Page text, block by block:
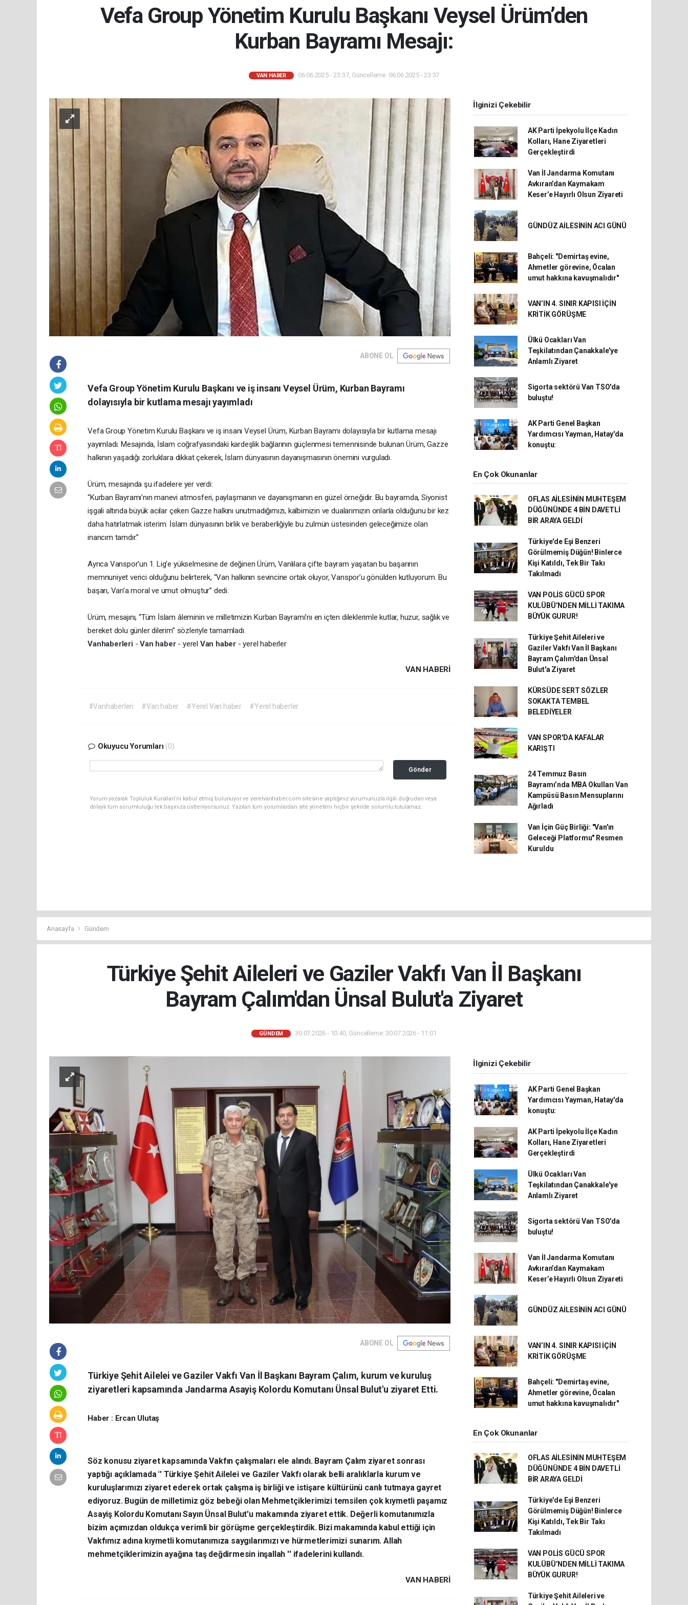
Vefa Group Yönetim Kurulu Başkanı Veysel Ürüm’den
Kurban Bayramı Mesajı:
VAN HABER 06.06.2025 - 23:37, Güncelleme: 06.06.2025 - 23:37
ABONE OL
Vefa Group Yönetim Kurulu Başkanı ve iş insanı Veysel Ürüm, Kurban Bayramı
dolayısıyla bir kutlama mesajı yayımladı
Vefa Group Yönetim Kurulu Başkanı ve iş insanı Veysel Ürüm, Kurban Bayramı dolayısıyla bir kutlama mesajı
yayımladı. Mesajında, İslam coğrafyasındaki kardeşlik bağlarının güçlenmesi temennisinde bulunan Ürüm, Gazze
halkının yaşadığı zorluklara dikkat çekerek, İslam dünyasının dayanışmasının önemini vurguladı.
Ürüm, mesajında şu ifadelere yer verdi:
“Kurban Bayramı’nın manevi atmosferi, paylaşmanın ve dayanışmanın en güzel örneğidir. Bu bayramda, Siyonist
işgali altında büyük acılar çeken Gazze halkını unutmadığımızı, kalbimizin ve dualarımızın onlarla olduğunu bir kez
daha hatırlatmak isterim. İslam dünyasının birlik ve beraberliğiyle bu zulmün üstesinden geleceğimize olan
inancım tamdır.”
Ayrıca Vanspor’un 1. Lig’e yükselmesine de değinen Ürüm, Vanlılara çifte bayram yaşatan bu başarının
memnuniyet verici olduğunu belirterek, “Van halkının sevincine ortak oluyor, Vanspor’u gönülden kutluyorum. Bu
başarı, Van’a moral ve umut olmuştur” dedi.
Ürüm, mesajını, “Tüm İslam âleminin ve milletimizin Kurban Bayramı’nı en içten dileklerimle kutlar, huzur, sağlık ve
bereket dolu günler dilerim” sözleriyle tamamladı.
Vanhaberleri -Van haber - yerel Van haber - yerel haberler
VAN HABERİ
#Vanhaberleri #Van haber #Yerel Van haber #Yerel haberler
Okuyucu Yorumları (0)
Gönder
Yorum yazarak Topluluk Kuralları’nı kabul etmiş bulunuyor ve yerelvanhaber.com sitesine yaptığınız yorumunuzla ilgili doğrudan veya
dolaylı tüm sorumluluğu tek başınıza üstleniyorsunuz. Yazılan tüm yorumlardan site yönetimi hiçbir şekilde sorumlu tutulamaz.
İlginizi Çekebilir
AK Parti İpekyolu İlçe Kadın
Kolları, Hane Ziyaretleri
Gerçekleştirdi
Van İl Jandarma Komutanı
Avkıran’dan Kaymakam
Keser’e Hayırlı Olsun Ziyareti
GÜNDÜZ AİLESİNİN ACI GÜNÜ
Bahçeli: "Demirtaş evine,
Ahmetler görevine, Öcalan
umut hakkına kavuşmalıdır"
VAN’IN 4. SINIR KAPISI İÇİN
KRİTİK GÖRÜŞME
Ülkü Ocakları Van
Teşkilatından Çanakkale'ye
Anlamlı Ziyaret
Sigorta sektörü Van TSO'da
buluştu!
AK Parti Genel Başkan
Yardımcısı Yayman, Hatay'da
konuştu:
En Çok Okunanlar
OFLAS AİLESİNİN MUHTEŞEM
DÜĞÜNÜNDE 4 BİN DAVETLİ
BİR ARAYA GELDİ
Türkiye'de Eşi Benzeri
Görülmemiş Düğün! Binlerce
Kişi Katıldı, Tek Bir Takı
Takılmadı
VAN POLİS GÜCÜ SPOR
KULÜBÜ’NDEN MİLLİ TAKIMA
BÜYÜK GURUR!
Türkiye Şehit Aileleri ve
Gaziler Vakfı Van İl Başkanı
Bayram Çalım'dan Ünsal
Bulut'a Ziyaret
KÜRSÜDE SERT SÖZLER
SOKAKTA TEMBEL
BELEDİYELER
VAN SPOR'DA KAFALAR
KARIŞTI
24 Temmuz Basın
Bayramı’nda MBA Okulları Van
Kampüsü Basın Mensuplarını
Ağırladı
Van İçin Güç Birliği: "Van'ın
Geleceği Platformu" Resmen
Kuruldu
Anasayfa Gündem
Türkiye Şehit Aileleri ve Gaziler Vakfı Van İl Başkanı
Bayram Çalım'dan Ünsal Bulut'a Ziyaret
GÜNDEM 30.07.2026 - 10:40, Güncelleme: 30.07.2026 - 11:01
ABONE OL
Türkiye Şehit Ailelei ve Gaziler Vakfı Van İl Başkanı Bayram Çalım, kurum ve kuruluş
ziyaretleri kapsamında Jandarma Asayiş Kolordu Komutanı Ünsal Bulut'u ziyaret Etti.
Haber : Ercan Ulutaş
Söz konusu ziyaret kapsamında Vakfın çalışmaları ele alındı. Bayram Çalım ziyaret sonrası
yaptığı açıklamada'' Türkiye Şehit Ailelei ve Gaziler Vakfı olarak belli aralıklarla kurum ve
kuruluşlarımızı ziyaret ederek ortak çalışma iş birliği ve istişare kültürünü canlı tutmaya gayret
ediyoruz. Bugün de milletimiz göz bebeği olan Mehmetçiklerimizi temsilen çok kıymetli paşamız
Asayiş Kolordu Komutanı Sayın Ünsal Bulut'u makamında ziyaret ettik. Değerli komutanımızla
bizim açımızdan oldukça verimli bir görüşme gerçekleştirdik. Bizi makamında kabul ettiği için
Vakfımız adına kıymetli komutanımıza saygılarımızı ve hürmetlerimizi sunarım. Allah
mehmetçiklerimizin ayağına taş değdirmesin inşallah '' ifadelerini kullandı.
VAN HABERİ
İlginizi Çekebilir
AK Parti Genel Başkan
Yardımcısı Yayman, Hatay'da
konuştu:
AK Parti İpekyolu İlçe Kadın
Kolları, Hane Ziyaretleri
Gerçekleştirdi
Ülkü Ocakları Van
Teşkilatından Çanakkale'ye
Anlamlı Ziyaret
Sigorta sektörü Van TSO'da
buluştu!
Van İl Jandarma Komutanı
Avkıran’dan Kaymakam
Keser’e Hayırlı Olsun Ziyareti
GÜNDÜZ AİLESİNİN ACI GÜNÜ
VAN’IN 4. SINIR KAPISI İÇİN
KRİTİK GÖRÜŞME
Bahçeli: "Demirtaş evine,
Ahmetler görevine, Öcalan
umut hakkına kavuşmalıdır"
En Çok Okunanlar
OFLAS AİLESİNİN MUHTEŞEM
DÜĞÜNÜNDE 4 BİN DAVETLİ
BİR ARAYA GELDİ
Türkiye'de Eşi Benzeri
Görülmemiş Düğün! Binlerce
Kişi Katıldı, Tek Bir Takı
Takılmadı
VAN POLİS GÜCÜ SPOR
KULÜBÜ’NDEN MİLLİ TAKIMA
BÜYÜK GURUR!
Türkiye Şehit Aileleri ve